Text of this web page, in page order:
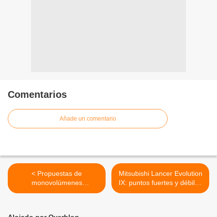
Comentarios
Añade un comentario
< Propuestas de
monovolúmenes
económicos
Mitsubishi Lancer Evolution
IX: puntos fuertes y débiles
>